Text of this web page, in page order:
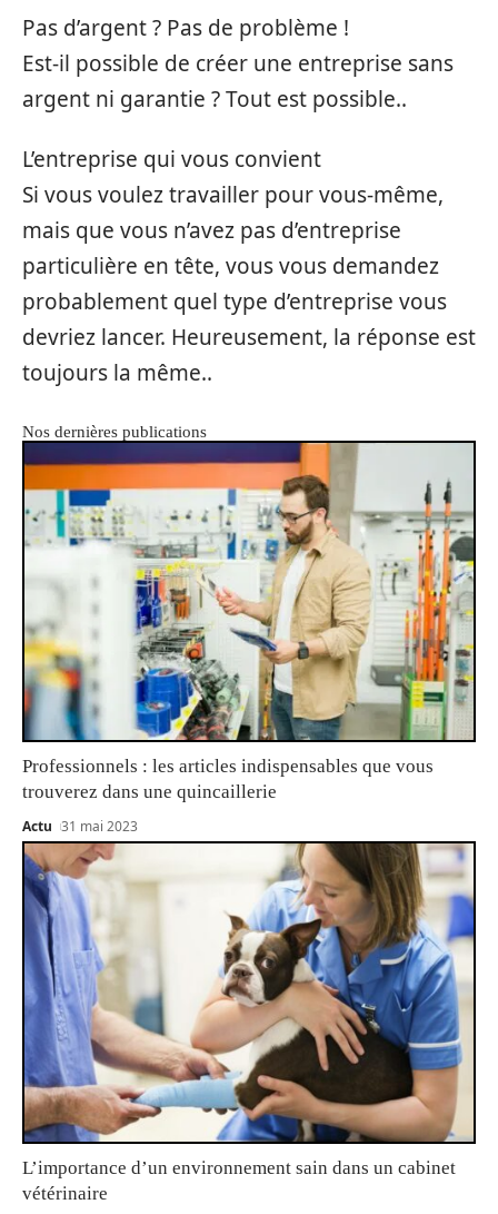
Pas d’argent ? Pas de problème !
Est-il possible de créer une entreprise sans
argent ni garantie ? Tout est possible..
L’entreprise qui vous convient
Si vous voulez travailler pour vous-même,
mais que vous n’avez pas d’entreprise
particulière en tête, vous vous demandez
probablement quel type d’entreprise vous
devriez lancer. Heureusement, la réponse est
toujours la même..
Nos dernières publications
Professionnels : les articles indispensables que vous
trouverez dans une quincaillerie
Actu 31 mai 2023
L’importance d’un environnement sain dans un cabinet
vétérinaire